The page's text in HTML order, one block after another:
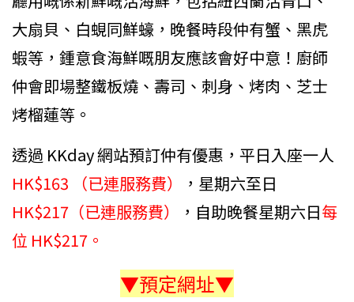
大扇貝、白蜆同鮮蠔，晚餐時段仲有蟹、黑虎
蝦等，鍾意食海鮮嘅朋友應該會好中意！廚師
仲會即場整鐵板燒、壽司、刺身、烤肉、芝士
烤榴蓮等。
透過 KKday 網站預訂仲有優惠，平日入座一人
HK$163 （已連服務費）
，星期六至日
HK$217（已連服務費）
，自助晚餐星期六日每
位 HK$217。
▼預定網址▼